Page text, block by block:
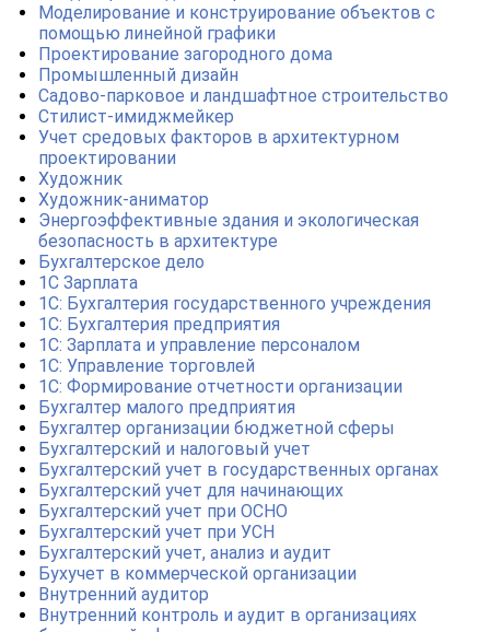
Моделирование и конструирование объектов с
помощью линейной графики
Проектирование загородного дома
Промышленный дизайн
Садово-парковое и ландшафтное строительство
Стилист-имиджмейкер
Учет средовых факторов в архитектурном
проектировании
Художник
Художник-аниматор
Энергоэффективные здания и экологическая
безопасность в архитектуре
Бухгалтерское дело
1С Зарплата
1С: Бухгалтерия государственного учреждения
1С: Бухгалтерия предприятия
1С: Зарплата и управление персоналом
1С: Управление торговлей
1С: Формирование отчетности организации
Бухгалтер малого предприятия
Бухгалтер организации бюджетной сферы
Бухгалтерский и налоговый учет
Бухгалтерский учет в государственных органах
Бухгалтерский учет для начинающих
Бухгалтерский учет при ОСНО
Бухгалтерский учет при УСН
Бухгалтерский учет, анализ и аудит
Бухучет в коммерческой организации
Внутренний аудитор
Внутренний контроль и аудит в организациях